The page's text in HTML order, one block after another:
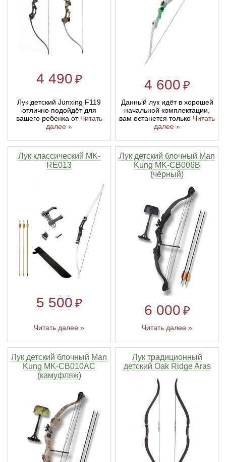
4 490 ₽
Лук детский Junxing F119
отлично подойдёт для
вашего ребенка от Читать
далее »
4 600 ₽
Данный лук идёт в хорошей
начальной комплектации,
вам останется только Читать
далее »
Лук классический MK-
RE013
5 500 ₽
Читать далее »
Лук детский блочный Man
Kung MK-CB006B
(чёрный)
6 000 ₽
Читать далее »
Лук детский блочный Man
Kung MK-CB010AC
(камуфляж)
Лук традиционный
детский Oak Ridge Aras